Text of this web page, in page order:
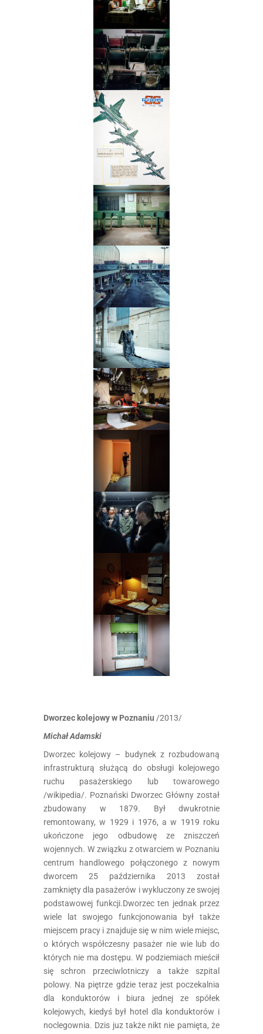
Dworzec kolejowy w Poznaniu /2013/
Michał Adamski
Dworzec kolejowy – budynek z rozbudowaną
infrastrukturą służącą do obsługi kolejowego
ruchu pasażerskiego lub towarowego
/wikipedia/. Poznański Dworzec Główny został
zbudowany w 1879. Był dwukrotnie
remontowany, w 1929 i 1976, a w 1919 roku
ukończone jego odbudowę ze zniszczeń
wojennych. W związku z otwarciem w Poznaniu
centrum handlowego połączonego z nowym
dworcem 25 października 2013 został
zamknięty dla pasażerów i wykluczony ze swojej
podstawowej funkcji.Dworzec ten jednak przez
wiele lat swojego funkcjonowania był także
miejscem pracy i znajduje się w nim wiele miejsc,
o których współczesny pasażer nie wie lub do
których nie ma dostępu. W podziemiach mieścił
się schron przeciwlotniczy a także szpital
polowy. Na piętrze gdzie teraz jest poczekalnia
dla konduktorów i biura jednej ze spółek
kolejowych, kiedyś był hotel dla konduktorów i
noclegownia. Dzis juz także nikt nie pamięta, że